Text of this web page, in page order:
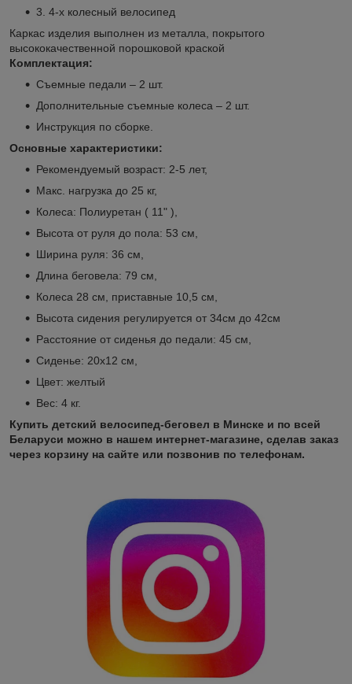
3. 4-х колесный велосипед
Каркас изделия выполнен из металла, покрытого
высококачественной порошковой краской
Комплектация:
Съемные педали – 2 шт.
Дополнительные съемные колеса – 2 шт.
Инструкция по сборке.
Основные характеристики:
Рекомендуемый возраст: 2-5 лет,
Макс. нагрузка до 25 кг,
Колеса: Полиуретан ( 11" ),
Высота от руля до пола: 53 см,
Ширина руля: 36 см,
Длина беговела: 79 см,
Колеса 28 см, приставные 10,5 см,
Высота сидения регулируется от 34см до 42см
Расстояние от сиденья до педали: 45 см,
Сиденье: 20х12 см,
Цвет: желтый
Вес: 4 кг.
Купить детский велосипед-беговел в Минске и по всей
Беларуси можно в нашем интернет-магазине, сделав заказ
через корзину на сайте или позвонив по телефонам.